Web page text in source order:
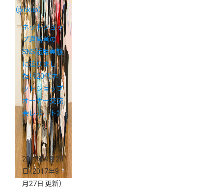
（pickup）
ネットショッ
プ運営者の
SNS活用実態
に迫りまし
た！《20代ネ
ットショップ
オーナー交流
会レポート》
2017年9月28
日（2017年9
月27日 更新）